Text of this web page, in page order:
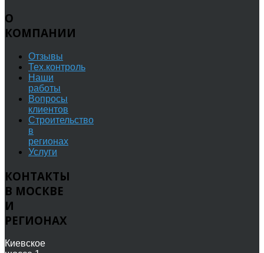
О
КОМПАНИИ
Отзывы
Тех.контроль
Наши
работы
Вопросы
клиентов
Строительство
в
регионах
Услуги
КОНТАКТЫ
В МОСКВЕ
И
РЕГИОНАХ
Киевское